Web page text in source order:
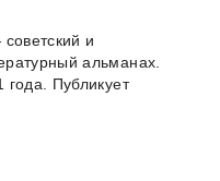
и
альманах.
года. Публикует